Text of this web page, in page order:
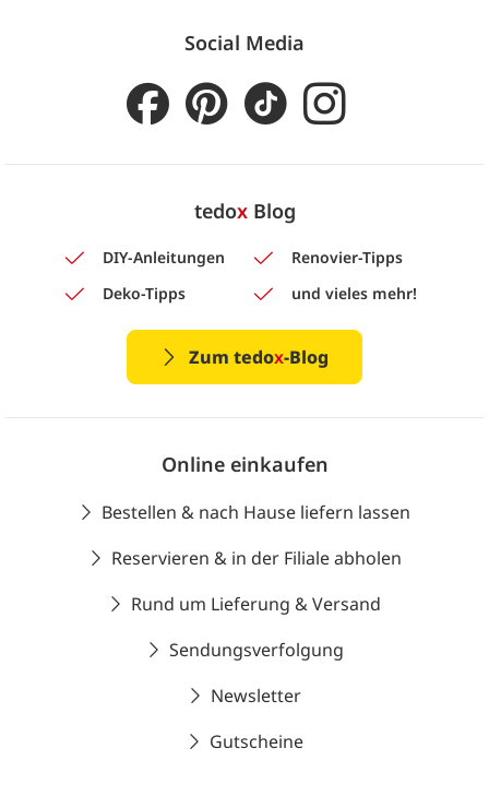
Social Media
tedoxBlog
DIY-Anleitungen
Renovier-Tipps
Deko-Tipps
und vieles mehr!
Zum tedox-Blog
Online einkaufen
Bestellen & nach Hause liefern lassen
Reservieren & in der Filiale abholen
Rund um Lieferung & Versand
Sendungsverfolgung
Newsletter
Gutscheine